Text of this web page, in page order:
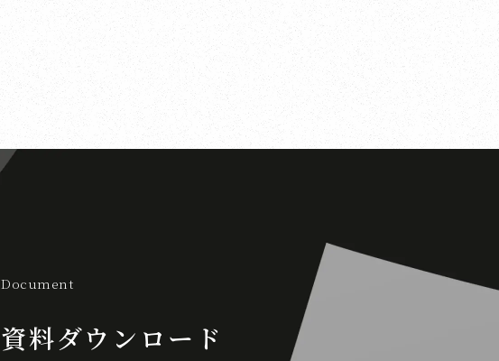
Document
資料ダウンロード